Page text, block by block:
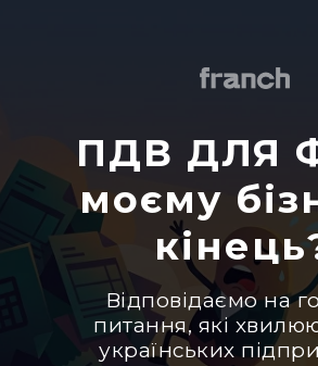
Відповідаємо на
питання, які
українських
ПДВ ДЛЯ
моєму